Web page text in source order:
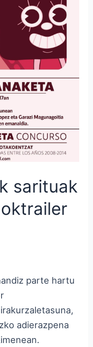
sarituak
parte hartu
adierazpena